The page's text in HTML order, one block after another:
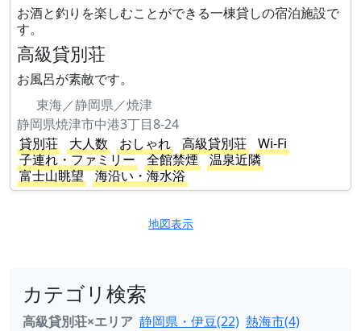
お酒と釣りを楽しむことができる一棟貸しの宿泊施設で
す。
高級貸別荘
お風呂が素敵です。
東海／静岡県／焼津
静岡県焼津市中港3丁目8-24
貸別荘
大人数 おしゃれ 高級貸別荘
Wi-Fi
子連れ・ファミリー
全館禁煙
温泉近隣
富士山眺望
海沿い・海水浴
地図表示
カテゴリ検索
高級貸別荘×エリア 静岡県・伊豆(22) 熱海市(4)